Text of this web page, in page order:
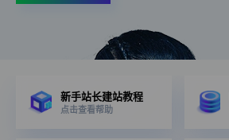
新手站长建站教程
点击查看帮助